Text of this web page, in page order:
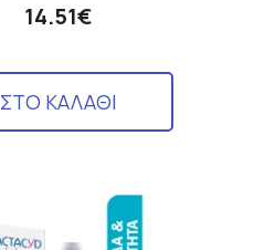
14.51€
ΣΤΟ ΚΑΛΑΘΙ